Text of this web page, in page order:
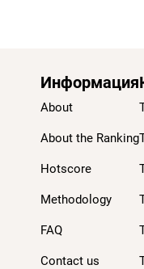
Информация
About
About the Ranking
Hotscore
Methodology
FAQ
Contact us